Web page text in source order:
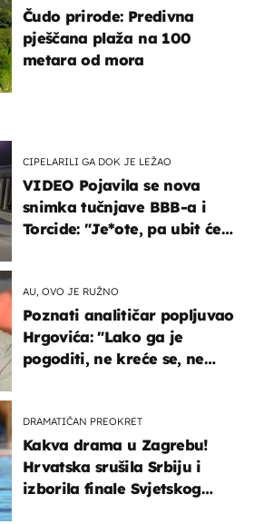
CIPELARILI GA DOK JE LEŽAO
VIDEO Pojavila se nova
snimka tučnjave BBB-a i
Torcide: "Je*ote, pa ubit će
AU, OVO JE RUŽNO
Poznati analitičar popljuvao
Hrgovića: "Lako ga je
pogoditi, ne kreće se, ne
DRAMATIČAN PREOKRET
Kakva drama u Zagrebu!
Hrvatska srušila Srbiju i
izborila finale Svjetskog
Čudo prirode: Predivna
pješčana plaža na 100
metara od mora